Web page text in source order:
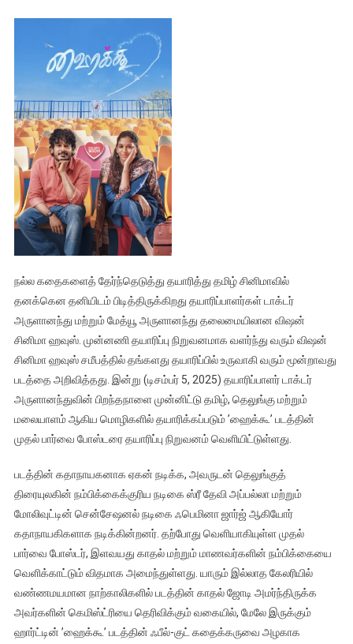
நல்ல கதைகளைத் தேர்ந்தெடுத்து தயாரித்து தமிழ் சினிமாவில்
தனக்கென தனியிடம் பிடித்திருக்கிறது தயாரிப்பாளர்கள் டாக்டர்
அருளானந்து மற்றும் மேத்யூ அருளானந்து தலைமையிலான விஷன்
சினிமா ஹவுஸ். முன்னணி தயாரிப்பு நிறுவனமாக வளர்ந்து வரும் விஷன்
சினிமா ஹவுஸ் சமீபத்தில் தங்களது தயாரிப்பில் உருவாகி வரும் மூன்றாவது
படத்தை அறிவித்தது. இன்று (டிசம்பர் 5, 2025) தயாரிப்பாளர் டாக்டர்
அருளானந்துவின் பிறந்தநாளை முன்னிட்டு தமிழ், தெலுங்கு மற்றும்
மலையாளம் ஆகிய மொழிகளில் தயாரிக்கப்படும் ’ஹைக்கூ’ படத்தின்
முதல் பார்வை போஸ்டரை தயாரிப்பு நிறுவனம் வெளியிட்டுள்ளது.
படத்தின் கதாநாயகனாக ஏகன் நடிக்க, அவருடன் தெலுங்குத்
திரையுலகின் நம்பிக்கைக்குரிய நடிகை ஸ்ரீ தேவி அப்பல்லா மற்றும்
மோலிவுட்டின் சென்சேஷனல் நடிகை ஃபெமினா ஜார்ஜ் ஆகியோர்
கதாநாயகிகளாக நடிக்கின்றனர். தற்போது வெளியாகியுள்ள முதல்
பார்வை போஸ்டர், இளவயது காதல் மற்றும் மாணவர்களின் நம்பிக்கையை
வெளிக்காட்டும் விதமாக அமைந்துள்ளது. யாரும் இல்லாத கேலரியில்
வண்ணமயமான நாற்காலிகளில் படத்தின் காதல் ஜோடி அமர்ந்திருக்க
அவர்களின் கெமிஸ்ட்ரியை தெரிவிக்கும் வகையில், மேலே இருக்கும்
ஹார்ட்டின் ’ஹைக்கூ’ படத்தின் ஃபீல்-குட் கதைக்கருவை அழகாக